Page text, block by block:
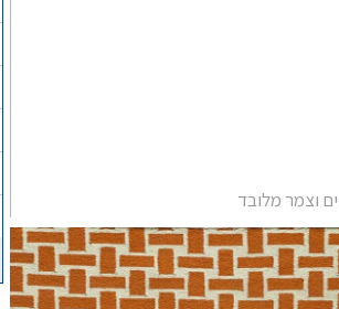
וצמר מלובד
טבעיים